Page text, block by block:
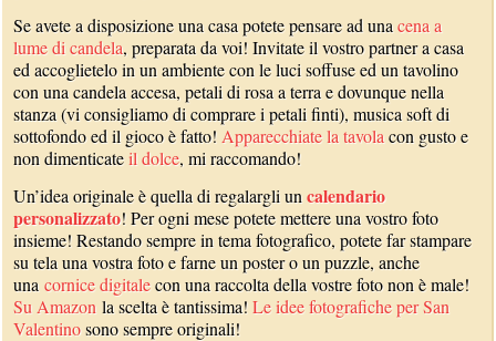
Se avete a disposizione una casa potete pensare ad unacena a
lume di candela, preparata da voi! Invitate il vostro partner a casa
ed accoglietelo in un ambiente con le luci soffuse ed un tavolino
con una candela accesa, petali di rosa a terra e dovunque nella
stanza (vi consigliamo di comprare i petali finti), musica soft di
sottofondo ed il gioco è fatto! Apparecchiate la tavolacon gusto e
non dimenticateil dolce, mi raccomando!
Un’idea originale è quella di regalargli uncalendario
personalizzato! Per ogni mese potete mettere una vostro foto
insieme! Restando sempre in tema fotografico, potete far stampare
su tela una vostra foto e farne un poster o un puzzle, anche
unacornice digitalecon una raccolta della vostre foto non è male!
Su Amazon la scelta è tantissima!Le idee fotografiche per San
Valentinosono sempre originali!